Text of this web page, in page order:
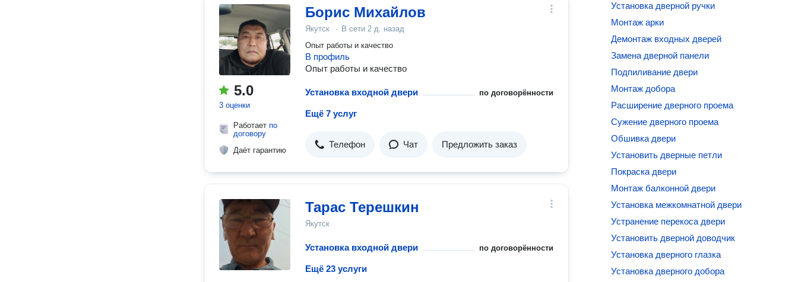
5.0
3 оценки
Работает по
договору
Даёт гарантию
Борис Михайлов
Якутск · В сети 2 д. назад
Опыт работы и качество
В профиль
Опыт работы и качество
Установка входной двери по договорённости
Ещё 7 услуг
Телефон Чат Предложить заказ
Тарас Терешкин
Якутск
Установка входной двери по договорённости
Ещё 23 услуги
Установка дверной ручки
Монтаж арки
Демонтаж входных дверей
Замена дверной панели
Подпиливание двери
Монтаж добора
Расширение дверного проема
Сужение дверного проема
Обшивка двери
Установить дверные петли
Покраска двери
Монтаж балконной двери
Установка межкомнатной двери
Устранение перекоса двери
Установить дверной доводчик
Установка дверного глазка
Установка дверного добора